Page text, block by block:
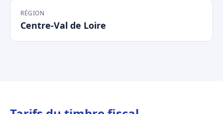
RÉGION
Centre-Val de Loire